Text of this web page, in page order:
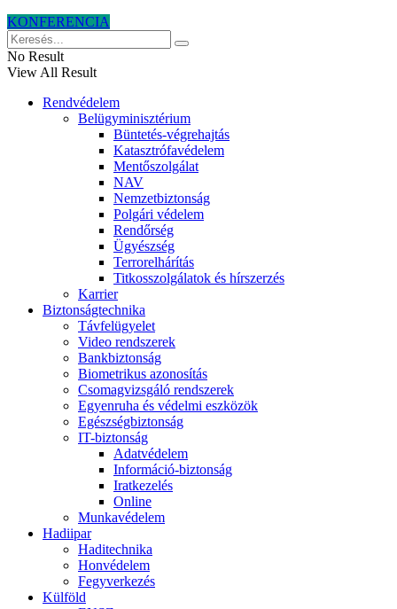
KONFERENCIA
No Result
View All Result
Rendvédelem
Belügyminisztérium
Büntetés-végrehajtás
Katasztrófavédelem
Mentőszolgálat
NAV
Nemzetbiztonság
Polgári védelem
Rendőrség
Ügyészség
Terrorelhárítás
Titkosszolgálatok és hírszerzés
Karrier
Biztonságtechnika
Távfelügyelet
Video rendszerek
Bankbiztonság
Biometrikus azonosítás
Csomagvizsgáló rendszerek
Egyenruha és védelmi eszközök
Egészségbiztonság
IT-biztonság
Adatvédelem
Információ-biztonság
Iratkezelés
Online
Munkavédelem
Hadiipar
Haditechnika
Honvédelem
Fegyverkezés
Külföld